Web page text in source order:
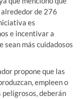
de 276
es
e incentivar a
sean más cuidadosos
propone que las
empleen o
deberán